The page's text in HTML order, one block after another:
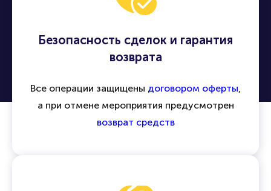
Безопасность сделок и гарантия
возврата
Все операции защищены договором оферты,
а при отмене мероприятия предусмотрен
возврат средств